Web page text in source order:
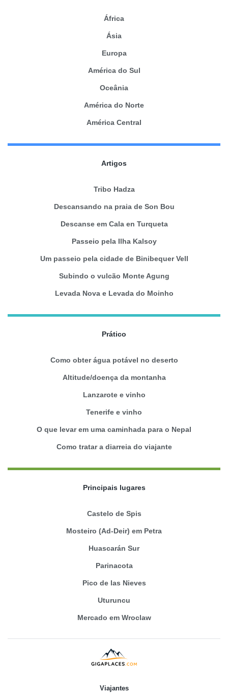
África
Ásia
Europa
América do Sul
Oceânia
América do Norte
América Central
Artigos
Tribo Hadza
Descansando na praia de Son Bou
Descanse em Cala en Turqueta
Passeio pela Ilha Kalsoy
Um passeio pela cidade de Binibequer Vell
Subindo o vulcão Monte Agung
Levada Nova e Levada do Moinho
Prático
Como obter água potável no deserto
Altitude/doença da montanha
Lanzarote e vinho
Tenerife e vinho
O que levar em uma caminhada para o Nepal
Como tratar a diarreia do viajante
Principais lugares
Castelo de Spis
Mosteiro (Ad-Deir) em Petra
Huascarán Sur
Parinacota
Pico de las Nieves
Uturuncu
Mercado em Wroclaw
Viajantes